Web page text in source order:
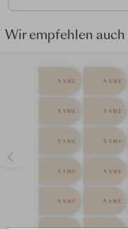
Wir empfehlen